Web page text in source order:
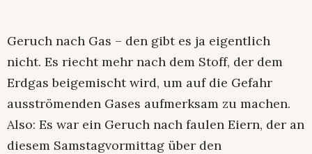
Geruch nach Gas – den gibt es ja eigentlich
nicht. Es riecht mehr nach dem Stoff, der dem
Erdgas beigemischt wird, um auf die Gefahr
ausströmenden Gases aufmerksam zu machen.
Also: Es war ein Geruch nach faulen Eiern, der an
diesem Samstagvormittag über den